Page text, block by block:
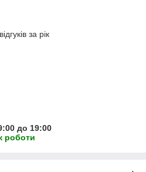
за рік
до 19:00
роботи